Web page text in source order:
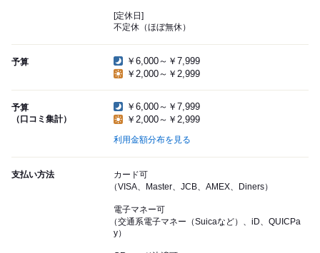
[定休日]
不定休（ほぼ無休）
予算
￥6,000～￥7,999
￥2,000～￥2,999
予算
（口コミ集計）
￥6,000～￥7,999
￥2,000～￥2,999
利用金額分布を見る
支払い方法
カード可
（VISA、Master、JCB、AMEX、Diners）
電子マネー可
（交通系電子マネー（Suicaなど）、iD、QUICPa
y）